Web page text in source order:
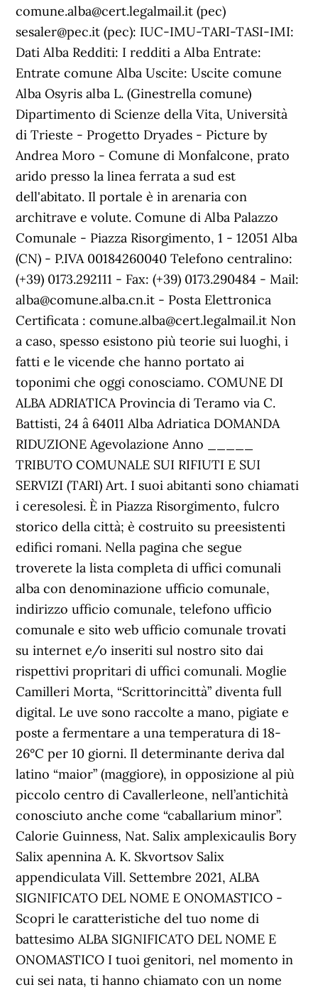
comune.alba@cert.legalmail.it (pec)
sesaler@pec.it (pec): IUC-IMU-TARI-TASI-IMI:
Dati Alba Redditi: I redditi a Alba Entrate:
Entrate comune Alba Uscite: Uscite comune
Alba Osyris alba L. (Ginestrella comune)
Dipartimento di Scienze della Vita, Università
di Trieste - Progetto Dryades - Picture by
Andrea Moro - Comune di Monfalcone, prato
arido presso la linea ferrata a sud est
dell'abitato. Il portale è in arenaria con
architrave e volute. Comune di Alba Palazzo
Comunale - Piazza Risorgimento, 1 - 12051 Alba
(CN) - P.IVA 00184260040 Telefono centralino:
(+39) 0173.292111 - Fax: (+39) 0173.290484 - Mail:
alba@comune.alba.cn.it - Posta Elettronica
Certificata : comune.alba@cert.legalmail.it Non
a caso, spesso esistono più teorie sui luoghi, i
fatti e le vicende che hanno portato ai
toponimi che oggi conosciamo. COMUNE DI
ALBA ADRIATICA Provincia di Teramo via C.
Battisti, 24 â 64011 Alba Adriatica DOMANDA
RIDUZIONE Agevolazione Anno _____
TRIBUTO COMUNALE SUI RIFIUTI E SUI
SERVIZI (TARI) Art. I suoi abitanti sono chiamati
i ceresolesi. È in Piazza Risorgimento, fulcro
storico della città; è costruito su preesistenti
edifici romani. Nella pagina che segue
troverete la lista completa di uffici comunali
alba con denominazione ufficio comunale,
indirizzo ufficio comunale, telefono ufficio
comunale e sito web ufficio comunale trovati
su internet e/o inseriti sul nostro sito dai
rispettivi propritari di uffici comunali. Moglie
Camilleri Morta, “Scrittorincittà” diventa full
digital. Le uve sono raccolte a mano, pigiate e
poste a fermentare a una temperatura di 18-
26°C per 10 giorni. Il determinante deriva dal
latino “maior” (maggiore), in opposizione al più
piccolo centro di Cavallerleone, nell’antichità
conosciuto anche come “caballarium minor”.
Calorie Guinness, Nat. Salix amplexicaulis Bory
Salix apennina A. K. Skvortsov Salix
appendiculata Vill. Settembre 2021, ALBA
SIGNIFICATO DEL NOME E ONOMASTICO -
Scopri le caratteristiche del tuo nome di
battesimo ALBA SIGNIFICATO DEL NOME E
ONOMASTICO I tuoi genitori, nel momento in
cui sei nata, ti hanno chiamato con un nome